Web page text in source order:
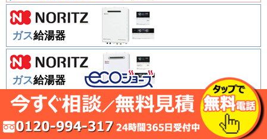
ガス給湯器
ガス給湯器
ガス 給湯器